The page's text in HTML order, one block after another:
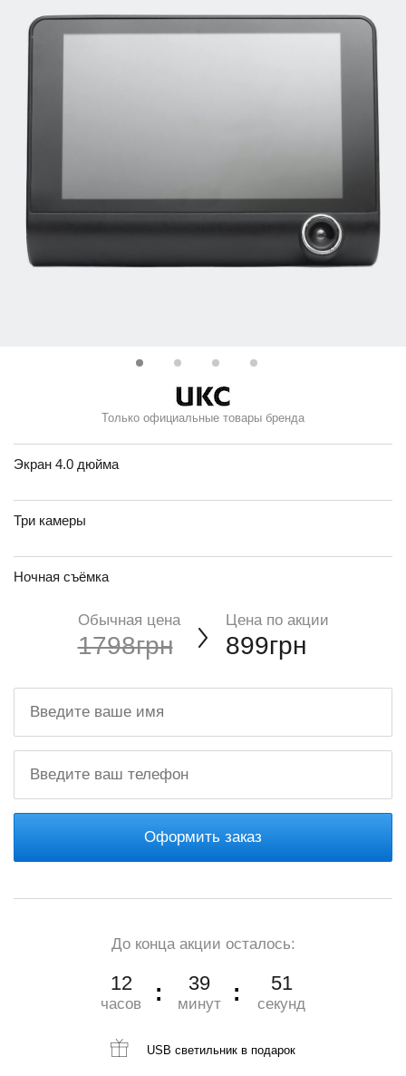
Только официальные товары бренда
Экран 4.0 дюйма
Три камеры
Ночная съёмка
Обычная цена
1798грн
Цена по акции
899грн
Оформить заказ
До конца акции осталось:
12
часов
39
минут
49
секунд
USB светильник в подарок